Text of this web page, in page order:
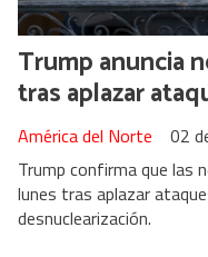
Trump anuncia
tras aplazar
América del Norte
02
Trump confirma que las
lunes tras aplazar
desnuclearización.